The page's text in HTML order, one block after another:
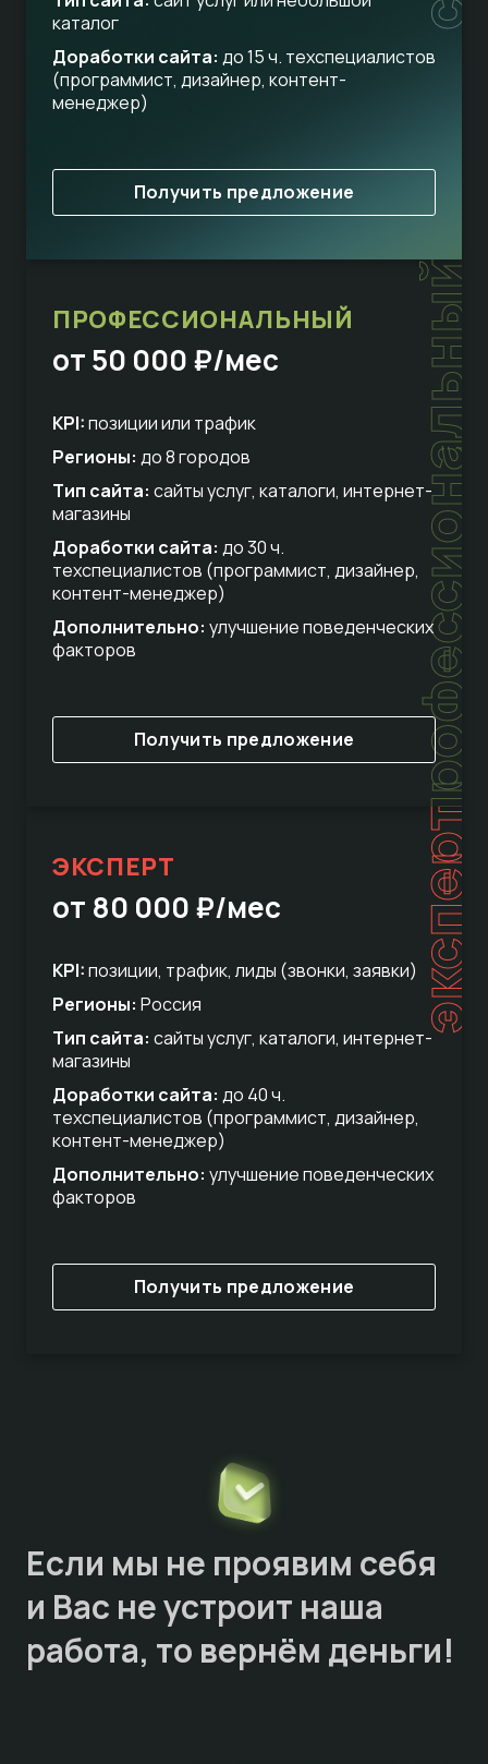
каталог
Доработки сайта: до 15 ч. техспециалистов
(программист, дизайнер, контент-
менеджер)
Получить предложение
профессиональный
ПРОФЕССИОНАЛЬНЫЙ
от 50 000 ₽/мес
KPI:позиции или трафик
Регионы: до 8 городов
Тип сайта: сайты услуг, каталоги, интернет-
магазины
Доработки сайта: до 30 ч.
техспециалистов (программист, дизайнер,
контент-менеджер)
Дополнительно: улучшение поведенческих
факторов
Получить предложение
эксперт
ЭКСПЕРТ
от 80 000 ₽/мес
KPI:позиции, трафик, лиды (звонки, заявки)
Регионы: Россия
Тип сайта: сайты услуг, каталоги, интернет-
магазины
Доработки сайта: до 40 ч.
техспециалистов (программист, дизайнер,
контент-менеджер)
Дополнительно: улучшение поведенческих
факторов
Получить предложение
Если мы не проявим себя
и Вас не устроит наша
работа, то вернём деньги!